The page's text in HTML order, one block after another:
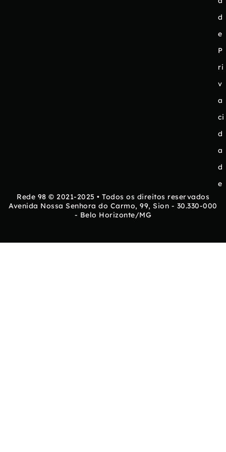
d
e
P
ri
v
a
ci
d
a
d
e
Rede 98 © 2021-2025 • Todos os direitos reservados
Avenida Nossa Senhora do Carmo, 99, Sion - 30.330-000
- Belo Horizonte/MG